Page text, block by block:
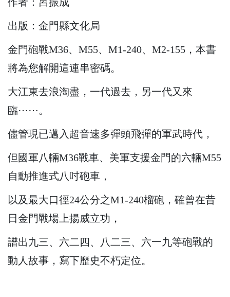
出版：金門縣文化局
金門砲戰M36、M55、M1-240、M2-155，本書
將為您解開這連串密碼。
大江東去浪淘盡，一代過去，另一代又來
臨⋯⋯。
儘管現已邁入超音速多彈頭飛彈的軍武時代，
但國軍八輛M36戰車、美軍支援金門的六輛M55
自動推進式八吋砲車，
以及最大口徑24公分之M1-240榴砲，確曾在昔
日金門戰場上揚威立功，
譜出九三、六二四、八二三、六一九等砲戰的
動人故事，寫下歷史不朽定位。